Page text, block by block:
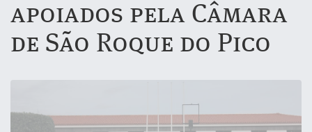
apoiados pela Câmara
de São Roque do Pico